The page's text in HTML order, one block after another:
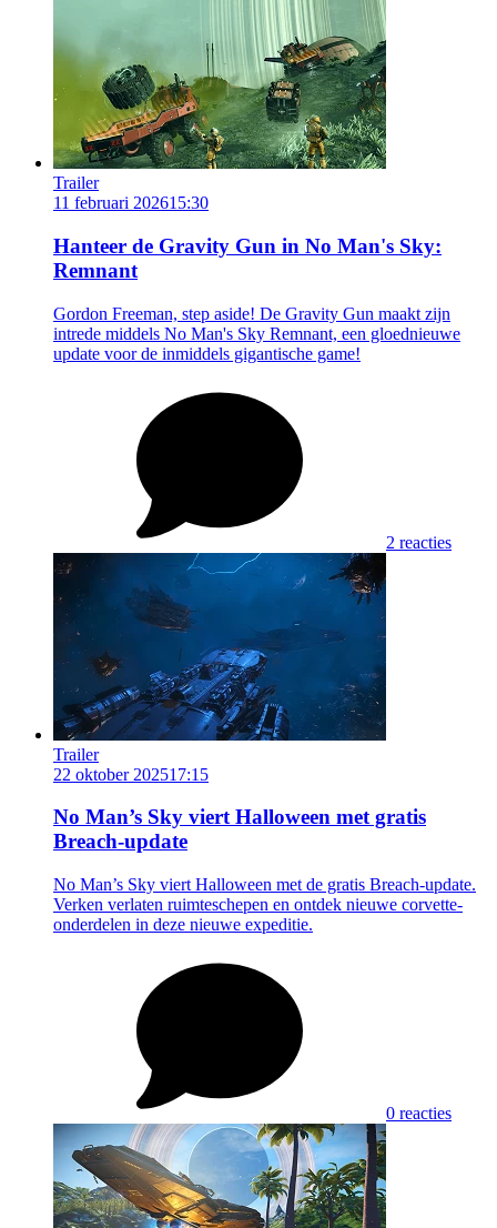
Trailer
11 februari 202615:30
Hanteer de Gravity Gun in No Man's Sky:
Remnant
Gordon Freeman, step aside! De Gravity Gun maakt zijn
intrede middels No Man's Sky Remnant, een gloednieuwe
update voor de inmiddels gigantische game!
2 reacties
Trailer
22 oktober 202517:15
No Man’s Sky viert Halloween met gratis
Breach-update
No Man’s Sky viert Halloween met de gratis Breach-update.
Verken verlaten ruimteschepen en ontdek nieuwe corvette-
onderdelen in deze nieuwe expeditie.
0 reacties